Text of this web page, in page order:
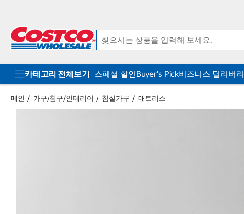
카테고리 전체보기 스페셜 할인Buyer's Pick비즈니스 딜리버리
메인 가구/침구/인테리어 침실가구 매트리스